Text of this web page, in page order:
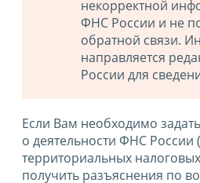
некорректной
ФНС России и не
обратной связи.
направляется
России для
Если Вам необходимо
о деятельности ФНС России
территориальных
получить разъяснения по